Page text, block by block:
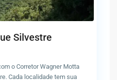
Silvestre
o Corretor Wagner Motta
Cada localidade tem sua